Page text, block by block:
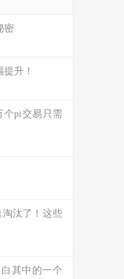
密
升！
个pi交易只需
淘汰了！这些
其中的一个